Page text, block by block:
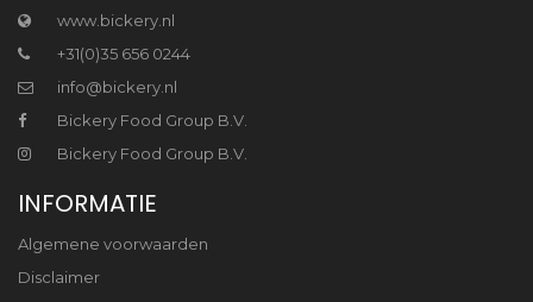
www.bickery.nl
+31(0)35 656 0244
info@bickery.nl
Bickery Food Group B.V.
Bickery Food Group B.V.
INFORMATIE
Algemene voorwaarden
Disclaimer